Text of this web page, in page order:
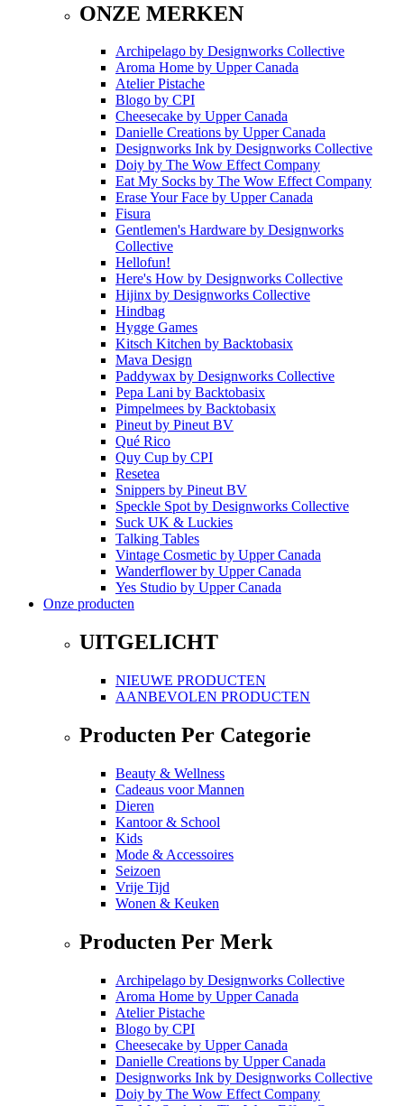
ONZE MERKEN
Archipelago by Designworks Collective
Aroma Home by Upper Canada
Atelier Pistache
Blogo by CPI
Cheesecake by Upper Canada
Danielle Creations by Upper Canada
Designworks Ink by Designworks Collective
Doiy by The Wow Effect Company
Eat My Socks by The Wow Effect Company
Erase Your Face by Upper Canada
Fisura
Gentlemen's Hardware by Designworks
Collective
Hellofun!
Here's How by Designworks Collective
Hijinx by Designworks Collective
Hindbag
Hygge Games
Kitsch Kitchen by Backtobasix
Mava Design
Paddywax by Designworks Collective
Pepa Lani by Backtobasix
Pimpelmees by Backtobasix
Pineutby Pineut BV
Qué Rico
Quy Cup by CPI
Resetea
Snippers by Pineut BV
Speckle Spotby Designworks Collective
Suck UK & Luckies
Talking Tables
Vintage Cosmetic by Upper Canada
Wanderflowerby Upper Canada
Yes Studio by Upper Canada
Onze producten
UITGELICHT
NIEUWE PRODUCTEN
AANBEVOLEN PRODUCTEN
Producten Per Categorie
Beauty & Wellness
Cadeaus voor Mannen
Dieren
Kantoor & School
Kids
Mode & Accessoires
Seizoen
Vrije Tijd
Wonen & Keuken
Producten Per Merk
Archipelago by Designworks Collective
Aroma Home by Upper Canada
Atelier Pistache
Blogo by CPI
Cheesecake by Upper Canada
Danielle Creations by Upper Canada
Designworks Ink by Designworks Collective
Doiy by The Wow Effect Company